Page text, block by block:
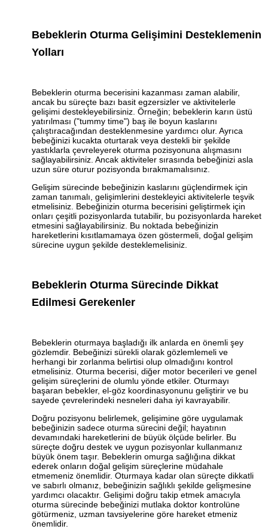
Bebeklerin Oturma Gelişimini Desteklemenin
Yolları
Bebeklerin oturma becerisini kazanması zaman alabilir,
ancak bu süreçte bazı basit egzersizler ve aktivitelerle
gelişimi destekleyebilirsiniz. Örneğin; bebeklerin karın üstü
yatırılması ("tummy time") baş ile boyun kaslarını
çalıştıracağından desteklenmesine yardımcı olur. Ayrıca
bebeğinizi kucakta oturtarak veya destekli bir şekilde
yastıklarla çevreleyerek oturma pozisyonuna alışmasını
sağlayabilirsiniz. Ancak aktiviteler sırasında bebeğinizi asla
uzun süre oturur pozisyonda bırakmamalısınız.
Gelişim sürecinde bebeğinizin kaslarını güçlendirmek için
zaman tanımalı, gelişimlerini destekleyici aktivitelerle teşvik
etmelisiniz. Bebeğinizin oturma becerisini geliştirmek için
onları çeşitli pozisyonlarda tutabilir, bu pozisyonlarda hareket
etmesini sağlayabilirsiniz. Bu noktada bebeğinizin
hareketlerini kısıtlamamaya özen göstermeli, doğal gelişim
sürecine uygun şekilde desteklemelisiniz.
Bebeklerin Oturma Sürecinde Dikkat
Edilmesi Gerekenler
Bebeklerin oturmaya başladığı ilk anlarda en önemli şey
gözlemdir. Bebeğinizi sürekli olarak gözlemlemeli ve
herhangi bir zorlanma belirtisi olup olmadığını kontrol
etmelisiniz. Oturma becerisi, diğer motor becerileri ve genel
gelişim süreçlerini de olumlu yönde etkiler. Oturmayı
başaran bebekler, el-göz koordinasyonunu geliştirir ve bu
sayede çevrelerindeki nesneleri daha iyi kavrayabilir.
Doğru pozisyonu belirlemek, gelişimine göre uygulamak
bebeğinizin sadece oturma sürecini değil; hayatının
devamındaki hareketlerini de büyük ölçüde belirler. Bu
süreçte doğru destek ve uygun pozisyonlar kullanmanız
büyük önem taşır. Bebeklerin omurga sağlığına dikkat
ederek onların doğal gelişim süreçlerine müdahale
etmemeniz önemlidir. Oturmaya kadar olan süreçte dikkatli
ve sabırlı olmanız, bebeğinizin sağlıklı şekilde gelişmesine
yardımcı olacaktır. Gelişimi doğru takip etmek amacıyla
oturma sürecinde bebeğinizi mutlaka doktor kontrolüne
götürmeniz, uzman tavsiyelerine göre hareket etmeniz
önemlidir.